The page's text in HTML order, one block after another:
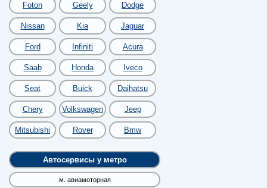
Foton Geely Dodge
Nissan Kia Jaguar
Ford Infiniti Acura
Saab Honda Iveco
Seat Buick Daihatsu
Chery Volkswagen Jeep
Mitsubishi Rover Bmw
Автосервисы у метро
м. авиамоторная